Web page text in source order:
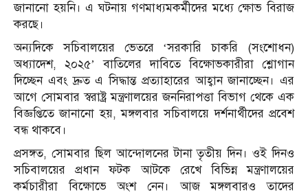
জানানো হয়নি। এ ঘটনায় গণমাধ্যমকর্মীদের মধ্যে ক্ষোভ বিরাজ
করছে।
অন্যদিকে সচিবালয়ের ভেতরে ‘সরকারি চাকরি (সংশোধন)
অধ্যাদেশ, ২০২৫’ বাতিলের দাবিতে বিক্ষোভকারীরা শ্লোগান
দিচ্ছেন এবং দ্রুত এ সিদ্ধান্ত প্রত্যাহারের আহ্বান জানাচ্ছেন। এর
আগে সোমবার স্বরাষ্ট্র মন্ত্রণালয়ের জননিরাপত্তা বিভাগ থেকে এক
বিজ্ঞপ্তিতে জানানো হয়, মঙ্গলবার সচিবালয়ে দর্শনার্থীদের প্রবেশ
বন্ধ থাকবে।
প্রসঙ্গত, সোমবার ছিল আন্দোলনের টানা তৃতীয় দিন। ওই দিনও
সচিবালয়ের প্রধান ফটক আটকে রেখে বিভিন্ন মন্ত্রণালয়ের
কর্মচারীরা বিক্ষোভে অংশ নেন। আজ মঙ্গলবারও তাদের